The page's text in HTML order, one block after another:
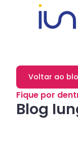
Fique por
Blog
Voltar ao